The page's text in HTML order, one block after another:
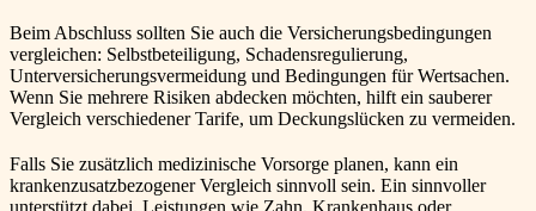
Beim Abschluss sollten Sie auch die Versicherungsbedingungen
vergleichen: Selbstbeteiligung, Schadensregulierung,
Unterversicherungsvermeidung und Bedingungen für Wertsachen.
Wenn Sie mehrere Risiken abdecken möchten, hilft ein sauberer
Vergleich verschiedener Tarife, um Deckungslücken zu vermeiden.
Falls Sie zusätzlich medizinische Vorsorge planen, kann ein
krankenzusatzbezogener Vergleich sinnvoll sein. Ein sinnvoller